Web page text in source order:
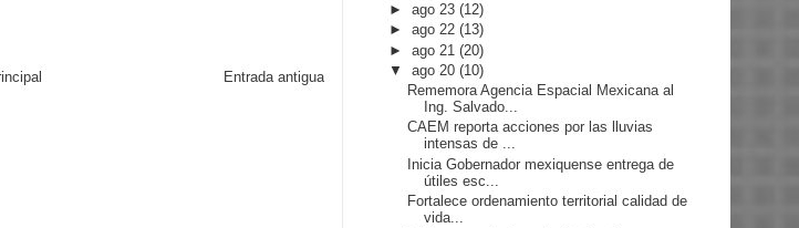
Entrada antigua
►ago 23(12)
►ago 22(13)
►ago 21(20)
▼ago 20(10)
Rememora Agencia Espacial Mexicana al
Ing. Salvado...
CAEM reporta acciones por las lluvias
intensas de ...
Inicia Gobernador mexiquense entrega de
útiles esc...
Fortalece ordenamiento territorial calidad de
vida...